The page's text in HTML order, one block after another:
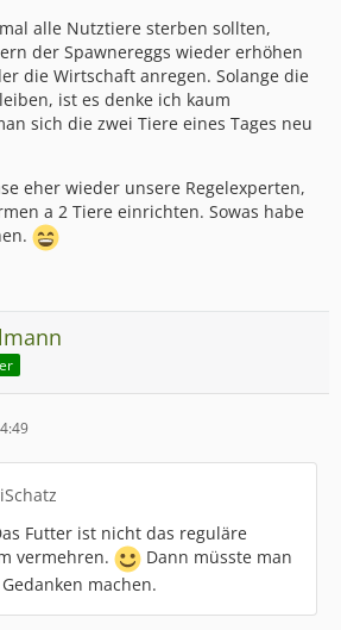
alle Nutztiere sterben sollten,
der Spawnereggs wieder erhöhen
die Wirtschaft anregen. Solange die
ist es denke ich kaum
sich die zwei Tiere eines Tages neu
eher wieder unsere Regelexperten,
a 2 Tiere einrichten. Sowas habe
Futter ist nicht das reguläre
vermehren.
Dann müsste man
machen.